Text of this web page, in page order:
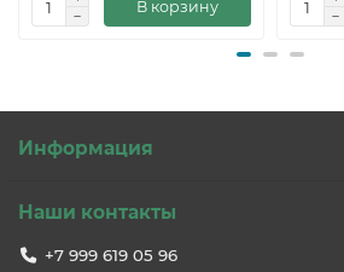
В корзину
Информация
Наши контакты
+7 999 619 05 96